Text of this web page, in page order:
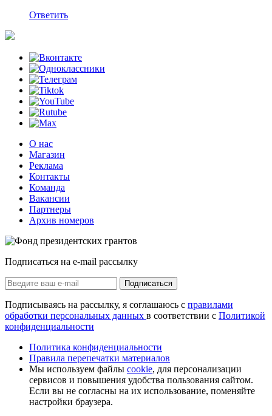
Ответить
О нас
Магазин
Реклама
Контакты
Команда
Вакансии
Партнеры
Архив номеров
Подписаться на e-mail рассылку
Подписаться
Подписываясь на рассылку, я соглашаюсь с правилами
обработки персональных данных в соответствии с Политикой
конфиденциальности
Политика конфиденциальности
Правила перепечатки материалов
Мы используем файлы cookie, для персонализации
сервисов и повышения удобства пользования сайтом.
Если вы не согласны на их использование, поменяйте
настройки браузера.